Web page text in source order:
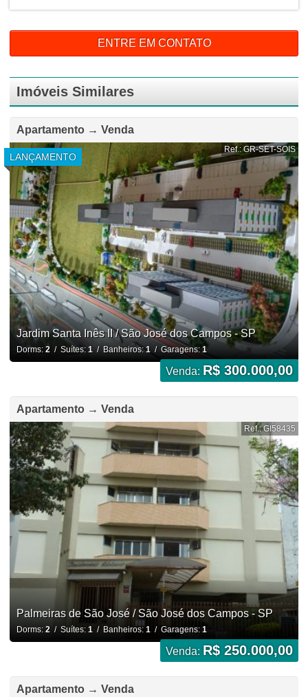
ENTRE EM CONTATO
Imóveis Similares
Apartamento → Venda
LANÇAMENTO
Ref.: GR-SET-SOIS
Jardim Santa Inês II / São José dos Campos - SP
Dorms: 2/ Suítes: 1/ Banheiros:1/ Garagens: 1
Venda: R$ 300.000,00
Apartamento → Venda
Ref.: GI58435
Palmeiras de São José / São José dos Campos - SP
Dorms: 2/ Suítes: 1/ Banheiros:1/ Garagens: 1
Venda: R$ 250.000,00
Apartamento → Venda